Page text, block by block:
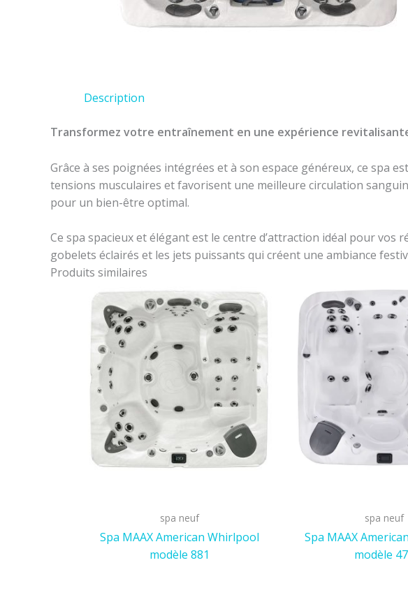
Description
Transformez votre entraînement en une expérience revitalisante
Grâce à ses poignées intégrées et à son espace généreux, ce spa
tensions musculaires et favorisent une meilleure circulation
pour un bien-être optimal.
Ce spa spacieux et élégant est le centre d’attraction idéal pour
gobelets éclairés et les jets puissants qui créent une ambiance
Produits similaires
spa neuf
Spa MAAX American Whirlpool
modèle 881
spa neuf
Spa MAAX
modèle